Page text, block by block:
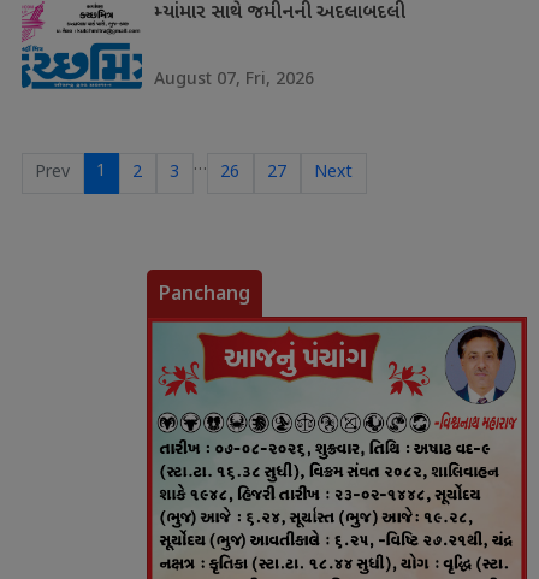
મ્યાંમાર સાથે જમીનની અદલાબદલી
August 07, Fri, 2026
Prev 1 2 3 … 26 27 Next
Panchang